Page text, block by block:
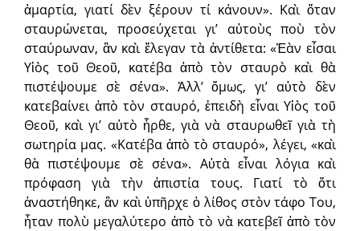
ἁμαρτία, γιατί δὲν ξέρουν τί κάνουν». Καὶ ὅταν
σταυρώνεται, προσεύχεται γι’ αὐτοὺς ποὺ τὸν
σταύρωναν, ἂν καὶ ἔλεγαν τὰ ἀντίθετα: «Ἐὰν εἶσαι
Υἱὸς τοῦ Θεοῦ, κατέβα ἀπὸ τὸν σταυρὸ καὶ θὰ
πιστέψουμε σὲ σένα». Ἀλλ’ ὅμως, γι’ αὐτὸ δὲν
κατεβαίνει ἀπὸ τὸν σταυρό, ἐπειδὴ εἶναι Υἱὸς τοῦ
Θεοῦ, καὶ γι’ αὐτὸ ἦρθε, γιὰ νὰ σταυρωθεῖ γιὰ τὴ
σωτηρία μας. «Κατέβα ἀπὸ τὸ σταυρό», λέγει, «καὶ
θὰ πιστέψουμε σὲ σένα». Αὐτὰ εἶναι λόγια καὶ
πρόφαση γιὰ τὴν ἀπιστία τους. Γιατί τὸ ὅτι
ἀναστήθηκε, ἂν καὶ ὑπῆρχε ὁ λίθος στὸν τάφο Του,
ἦταν πολὺ μεγαλύτερο ἀπὸ τὸ νὰ κατεβεῖ ἀπὸ τὸν